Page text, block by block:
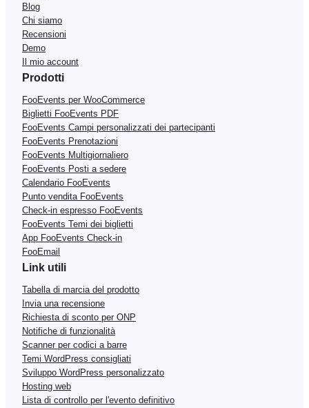
Blog
Chi siamo
Recensioni
Demo
Il mio account
Prodotti
FooEvents per WooCommerce
Biglietti FooEvents PDF
FooEvents Campi personalizzati dei partecipanti
FooEvents Prenotazioni
FooEvents Multigiornaliero
FooEvents Posti a sedere
Calendario FooEvents
Punto vendita FooEvents
Check-in espresso FooEvents
FooEvents Temi dei biglietti
App FooEvents Check-in
FooEmail
Link utili
Tabella di marcia del prodotto
Invia una recensione
Richiesta di sconto per ONP
Notifiche di funzionalità
Scanner per codici a barre
Temi WordPress consigliati
Sviluppo WordPress personalizzato
Hosting web
Lista di controllo per l'evento definitivo